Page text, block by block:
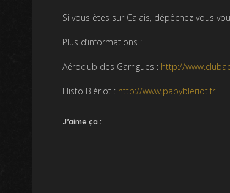
Si vous êtes sur Calais, dépêchez vous
Plus d’informations :
Aéroclub des Garrigues : http://
Histo Blériot : http://www.papybleriot.fr
J’aime ça :